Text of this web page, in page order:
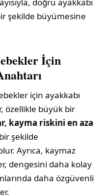
doğru ayakkabı
şekilde büyümesine
İçin
için ayakkabı
özellikle büyük bir
kayma riskini en aza
şekilde
Ayrıca, kaymaz
dengesini daha kolay
daha özgüvenli